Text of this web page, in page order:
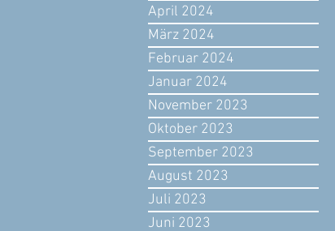
April 2024
März 2024
Februar 2024
Januar 2024
November 2023
Oktober 2023
September 2023
August 2023
Juli 2023
Juni 2023